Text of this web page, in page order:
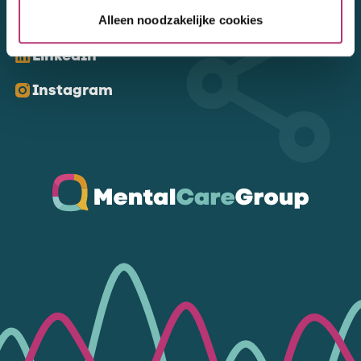
Alleen noodzakelijke cookies
Kom ons volgen
LinkedIn
Instagram